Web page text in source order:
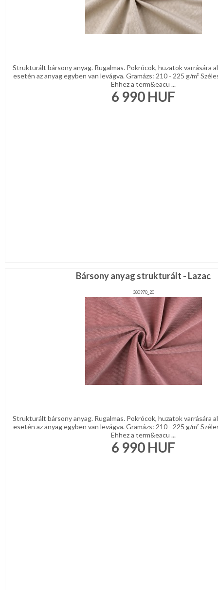
Strukturált bársony anyag. Rugalmas. Pokrócok, huzatok varrására
esetén az anyag egyben van levágva. Gramázs: 210 - 225 g/m²
Ehhez a term&eacu ...
6 990 HUF
Bársony anyag strukturált - Lazac
380970_20
Strukturált bársony anyag. Rugalmas. Pokrócok, huzatok varrására
esetén az anyag egyben van levágva. Gramázs: 210 - 225 g/m²
Ehhez a term&eacu ...
6 990 HUF